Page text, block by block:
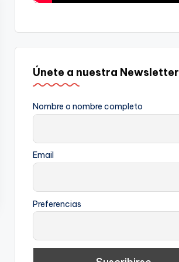
Únete a nuestra Newsletter
Nombre o nombre completo
Email
Preferencias